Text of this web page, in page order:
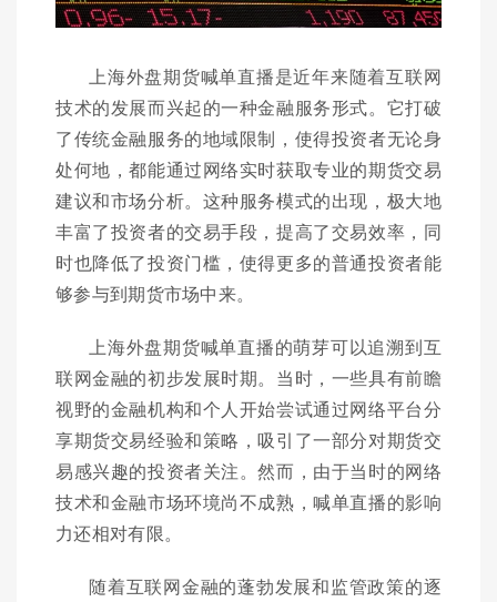
上海外盘期货喊单直播是近年来随着互联网
技术的发展而兴起的一种金融服务形式。它打破
了传统金融服务的地域限制，使得投资者无论身
处何地，都能通过网络实时获取专业的期货交易
建议和市场分析。这种服务模式的出现，极大地
丰富了投资者的交易手段，提高了交易效率，同
时也降低了投资门槛，使得更多的普通投资者能
够参与到期货市场中来。
上海外盘期货喊单直播的萌芽可以追溯到互
联网金融的初步发展时期。当时，一些具有前瞻
视野的金融机构和个人开始尝试通过网络平台分
享期货交易经验和策略，吸引了一部分对期货交
易感兴趣的投资者关注。然而，由于当时的网络
技术和金融市场环境尚不成熟，喊单直播的影响
力还相对有限。
随着互联网金融的蓬勃发展和监管政策的逐